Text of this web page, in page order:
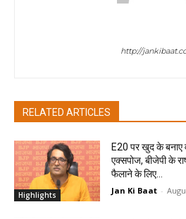
http://
RELATED ARTICLES
Highlights
E20 पर खुद के बनाए
एक्सपोज, बीजेपी के
फैलाने के लिए...
Jan Ki Baat -